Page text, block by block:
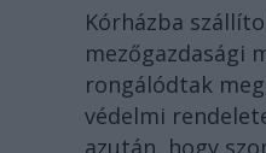
Kórházba
mezőgazdasági
rongálódtak
védelmi
azután, hogy